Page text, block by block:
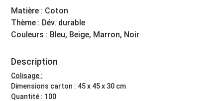
Matière : Coton
Thème : Dév. durable
Couleurs : Bleu, Beige, Marron, Noir
Description
Colisage :
Dimensions carton : 45 x 45 x 30 cm
Quantité : 100